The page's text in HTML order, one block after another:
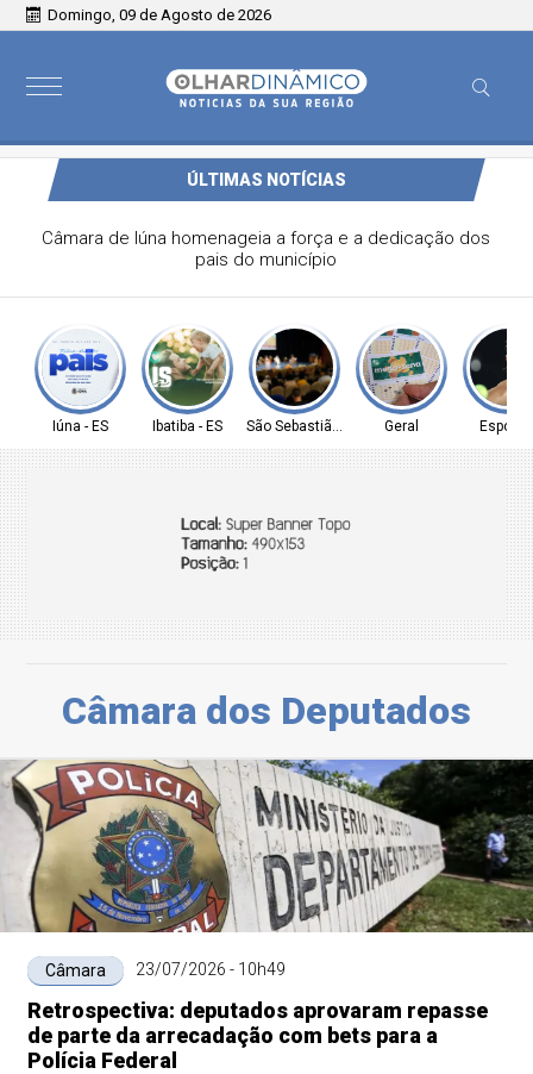
Domingo, 09 de Agosto de 2026
ÚLTIMAS NOTÍCIAS
Câmara de Ibatiba deseja um Feliz Dia dos Pais
Iúna - ES Ibatiba - ES São Sebastião - SP Geral
Câmara dos Deputados
Câmara 23/07/2026 - 10h49
Retrospectiva: deputados aprovaram repasse
de parte da arrecadação com bets para a
Polícia Federal